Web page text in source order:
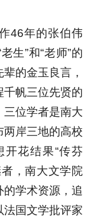
46年的张伯伟
生”和“老师”的
的金玉良言，
帆三位先贤的
位学者是南大
岸三地的高校
花结果“传芬
，南大文学院
学术资源，追
国文学批评家